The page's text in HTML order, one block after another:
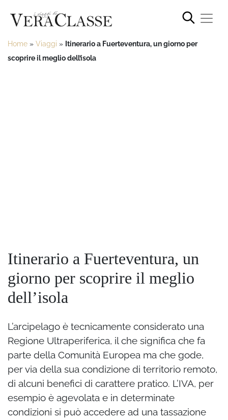
Home » Viaggi » Itinerario a Fuerteventura, un giorno per
scoprire il meglio dell’isola
Itinerario a Fuerteventura, un
giorno per scoprire il meglio
dell’isola
L’arcipelago è tecnicamente considerato una
Regione Ultraperiferica, il che significa che fa
parte della Comunità Europea ma che gode,
per via della sua condizione di territorio remoto,
di alcuni benefici di carattere pratico. L’IVA, per
esempio è agevolata e in determinate
condizioni si può accedere ad una tassazione